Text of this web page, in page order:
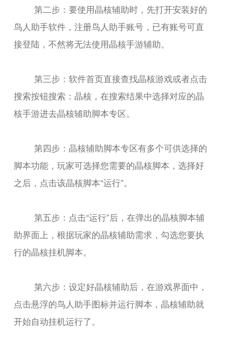
第二步：要使用晶核辅助时，先打开安装好的
鸟人助手软件，注册鸟人助手账号，已有账号可直
接登陆，不然将无法使用晶核手游辅助。
第三步：软件首页直接查找晶核游戏或者点击
搜索按钮搜索：晶核，在搜索结果中选择对应的晶
核手游进去晶核辅助脚本专区。
第四步：晶核辅助脚本专区有多个可供选择的
脚本功能，玩家可选择您需要的晶核脚本，选择好
之后，点击该晶核脚本“运行”。
第五步：点击“运行”后，在弹出的晶核脚本辅
助界面上，根据玩家的晶核辅助需求，勾选您要执
行的晶核挂机脚本。
第六步：设定好晶核辅助后，在游戏界面中，
点击悬浮的鸟人助手图标并运行脚本，晶核辅助就
开始自动挂机运行了。